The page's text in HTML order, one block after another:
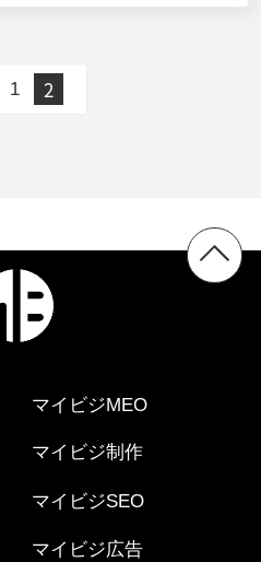
1 2
マイビジMEO
マイビジ制作
マイビジSEO
マイビジ広告